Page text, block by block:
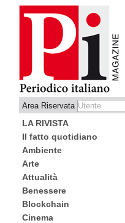
Area Riservata
LA RIVISTA
Il fatto quotidiano
Ambiente
Arte
Attualità
Benessere
Blockchain
Cinema